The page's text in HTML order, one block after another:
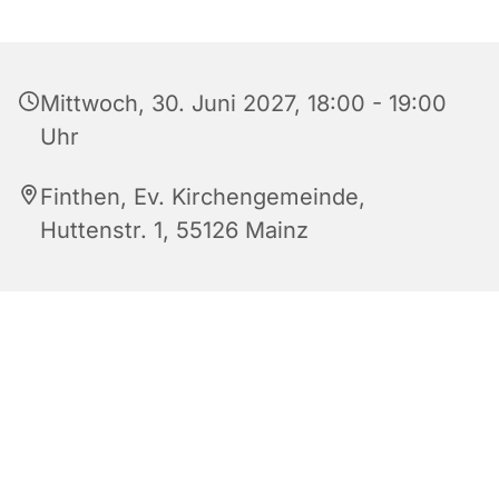
Mittwoch, 30. Juni 2027, 18:00 - 19:00
Uhr
Finthen, Ev. Kirchengemeinde,
Huttenstr. 1, 55126 Mainz